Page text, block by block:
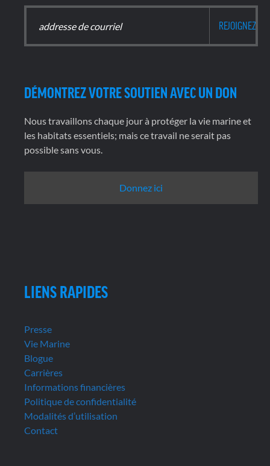
DÉMONTREZ VOTRE SOUTIEN AVEC UN DON
Nous travaillons chaque jour à protéger la vie marine et
les habitats essentiels; mais ce travail ne serait pas
possible sans vous.
Donnez ici
LIENS RAPIDES
Presse
Vie Marine
Blogue
Carrières
Informations financières
Politique de confidentialité
Modalités d’utilisation
Contact